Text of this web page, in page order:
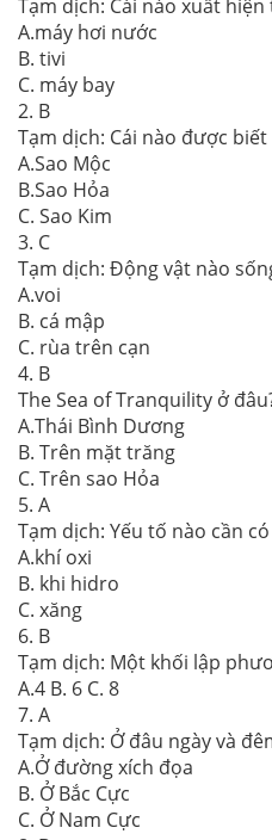
Tạm dịch: Cái nào xuất
A.máy hơi nước
B. tivi
C. máy bay
2. B
Tạm dịch: Cái nào được
A.Sao Mộc
B.Sao Hỏa
C. Sao Kim
3. C
Tạm dịch: Động vật nào
A.voi
B. cá mập
C. rùa trên cạn
4. B
The Sea of Tranquility ở
A.Thái Bình Dương
B. Trên mặt trăng
C. Trên sao Hỏa
5. A
Tạm dịch: Yếu tố nào cần
A.khí oxi
B. khi hidro
C. xăng
6. B
Tạm dịch: Một khối lập
A.4 B. 6 C. 8
7. A
Tạm dịch: Ở đâu ngày và
A.Ở đường xích đọa
B. Ở Bắc Cực
C. Ở Nam Cực